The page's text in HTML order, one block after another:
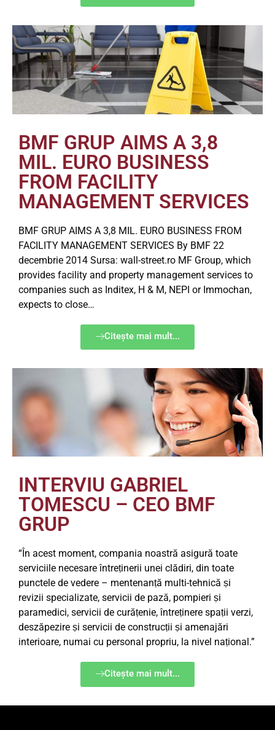
BMF GRUP AIMS A 3,8
MIL. EURO BUSINESS
FROM FACILITY
MANAGEMENT SERVICES
BMF GRUP AIMS A 3,8 MIL. EURO BUSINESS FROM
FACILITY MANAGEMENT SERVICES By BMF 22
decembrie 2014 Sursa: wall-street.ro MF Group, which
provides facility and property management services to
companies such as Inditex, H & M, NEPI or Immochan,
expects to close…
Citește mai mult...
INTERVIU GABRIEL
TOMESCU – CEO BMF
GRUP
“În acest moment, compania noastră asigură toate
serviciile necesare întreṭinerii unei clădiri, din toate
punctele de vedere – mentenanṭă multi-tehnică ṣi
revizii specializate, servicii de pază, pompieri ṣi
paramedici, servicii de curăṭenie, întreṭinere spaṭii verzi,
deszăpezire ṣi servicii de construcṭii ṣi amenajări
interioare, numai cu personal propriu, la nivel naṭional.”
Citește mai mult...